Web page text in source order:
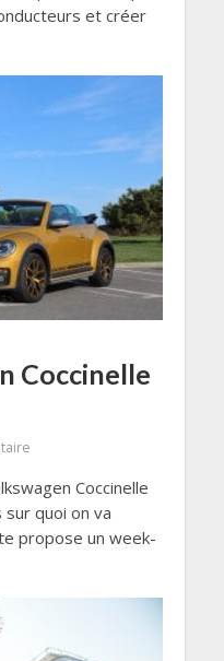
et créer
Coccinelle
Coccinelle
sur quoi on va
propose un week-